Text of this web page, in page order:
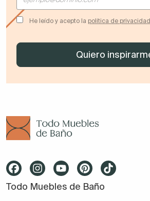
He leído y acepto la política de privacidad
Todo Muebles de Baño